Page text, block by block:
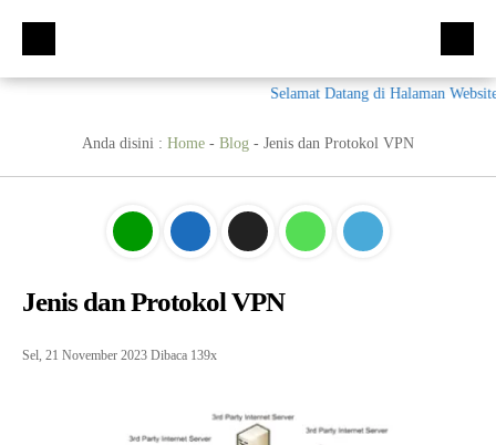
Kompetensi Keahlian
Multimedia (MM)
Tata Busana (TB)
Akuntansi Dan Keuangan Lembaga (AKL)
Otomatisasi dan Tata Kelola Perkantoran (OTKP)
Fasilitas
Galeri
Video
Materi + Tugas
Kumpulan Soal
Humas
Selamat Datang di Halaman Website
Anda disini : Home - Blog - Jenis dan Protokol VPN
Jenis dan Protokol VPN
Sel, 21 November 2023 Dibaca 139x